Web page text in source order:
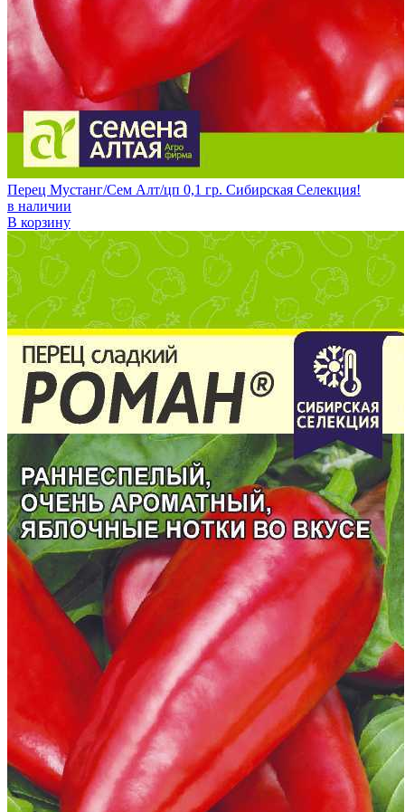
Перец Мустанг/Сем Алт/цп 0,1 гр. Сибирская Селекция!
в наличии
В корзину